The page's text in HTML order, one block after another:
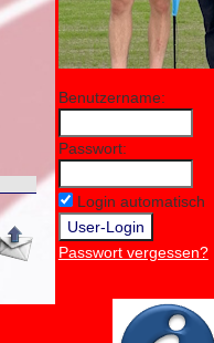
Benutzername:
Passwort:
Login automatisch
Passwort vergessen?